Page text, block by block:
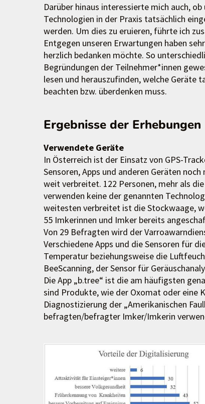
Darüber hinaus interessierte mich auch, ob
Technologien in der Praxis tatsächlich
werden. Um dies zu eruieren, führte ich
Entgegen unseren Erwartungen haben
herzlich bedanken möchte. So
Begründungen der Teilnehmer*innen
lesen und herauszufinden, welche Geräte
beachten bzw. überdenken muss.
Ergebnisse der Erhebungen
Verwendete Geräte
In Österreich ist der Einsatz von GPS-
Sensoren, Apps und anderen Geräten noch
weit verbreitet. 122 Personen, mehr als
verwenden keine der genannten
weitesten verbreitet ist die Stockwaage,
55 Imkerinnen und Imker bereits
Von 29 Befragten wird der
Verschiedene Apps und die Sensoren für
Temperatur beziehungsweise die
BeeScanning, der Sensor für
Die App „b.tree“ ist die am häufigsten
sind Produkte, wie der Oxomat oder eine
Diagnostizierung der „Amerikanischen
befragten/befragter Imker/Imkerin